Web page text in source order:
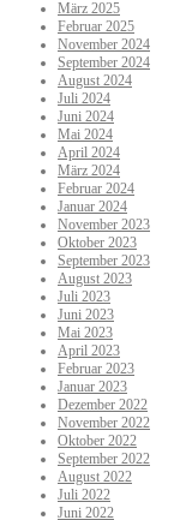
März 2025
Februar 2025
November 2024
September 2024
August 2024
Juli 2024
Juni 2024
Mai 2024
April 2024
März 2024
Februar 2024
Januar 2024
November 2023
Oktober 2023
September 2023
August 2023
Juli 2023
Juni 2023
Mai 2023
April 2023
Februar 2023
Januar 2023
Dezember 2022
November 2022
Oktober 2022
September 2022
August 2022
Juli 2022
Juni 2022